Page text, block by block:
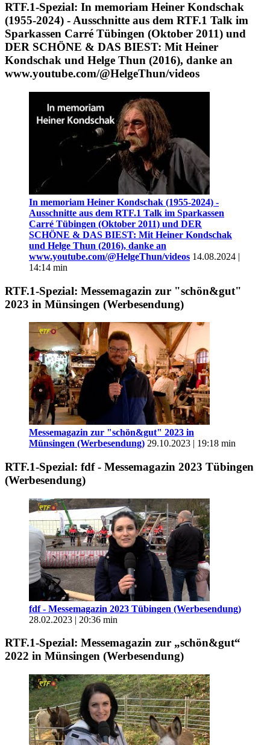
RTF.1-Spezial: In memoriam Heiner Kondschak
(1955-2024) - Ausschnitte aus dem RTF.1 Talk im
Sparkassen Carré Tübingen (Oktober 2011) und
DER SCHÖNE & DAS BIEST: Mit Heiner
Kondschak und Helge Thun (2016), danke an
www.youtube.com/@HelgeThun/videos
In memoriam Heiner Kondschak (1955-2024) -
Ausschnitte aus dem RTF.1 Talk im Sparkassen
Carré Tübingen (Oktober 2011) und DER
SCHÖNE & DAS BIEST: Mit Heiner Kondschak
und Helge Thun (2016), danke an
www.youtube.com/@HelgeThun/videos 14.08.2024 |
14:14 min
RTF.1-Spezial: Messemagazin zur "schön&gut"
2023 in Münsingen (Werbesendung)
Messemagazin zur "schön&gut" 2023 in
Münsingen (Werbesendung) 29.10.2023 | 19:18 min
RTF.1-Spezial: fdf - Messemagazin 2023 Tübingen
(Werbesendung)
fdf - Messemagazin 2023 Tübingen (Werbesendung)
28.02.2023 | 20:36 min
RTF.1-Spezial: Messemagazin zur „schön&gut“
2022 in Münsingen (Werbesendung)